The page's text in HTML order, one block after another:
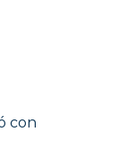
con